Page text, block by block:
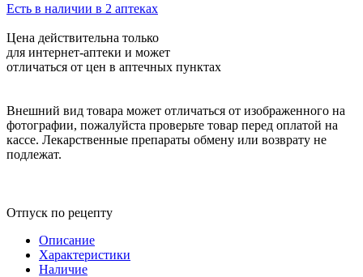
Есть в наличии в 2 аптеках
Цена действительна только
для интернет-аптеки и может
отличаться от цен в аптечных пунктах
Внешний вид товара может отличаться от изображенного на
фотографии, пожалуйста проверьте товар перед оплатой на
кассе. Лекарственные препараты обмену или возврату не
подлежат.
Отпуск по рецепту
Описание
Характеристики
Наличие